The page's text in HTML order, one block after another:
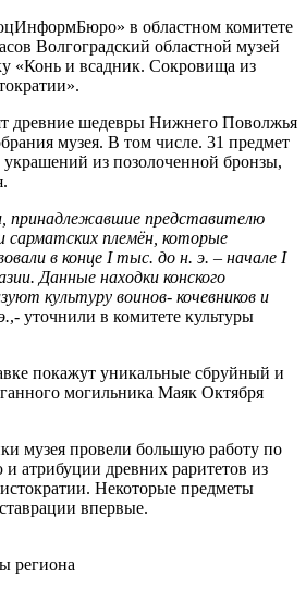
в областном комитете
Волгоградский областной музей
«Конь и всадник. Сокровища из
древние шедевры Нижнего Поволжья
музея. В том числе. 31 предмет
украшений из позолоченной бронзы,
принадлежавшие представителю
племён, которые
в конце I тыс. до н. э. – начале I
Данные находки конского
культуру воинов- кочевников и
,- уточнили в комитете культуры
покажут уникальные сбруйный и
могильника Маяк Октября
музея провели большую работу по
атрибуции древних раритетов из
Некоторые предметы
впервые.
региона